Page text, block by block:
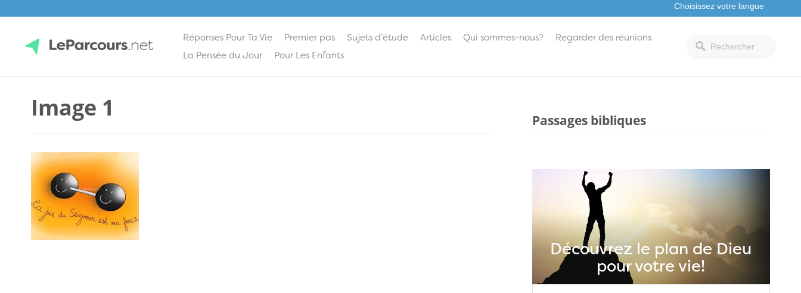
Réponses Pour Ta Vie Premier pas Sujets d’étude Articles Qui sommes-nous?
Regarder des réunions
La Pensée du Jour
Pour Les Enfants
Image 1 Passages bibliques
Découvrez le plan de Dieu
pour votre vie!